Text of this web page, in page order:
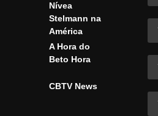
Nívea
Stelmann na
América
A Hora do
Beto Hora
CBTV News